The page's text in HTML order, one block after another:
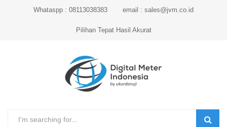
Whataspp : 08113038383 email : sales@jvm.co.id
Pilihan Tepat Hasil Akurat